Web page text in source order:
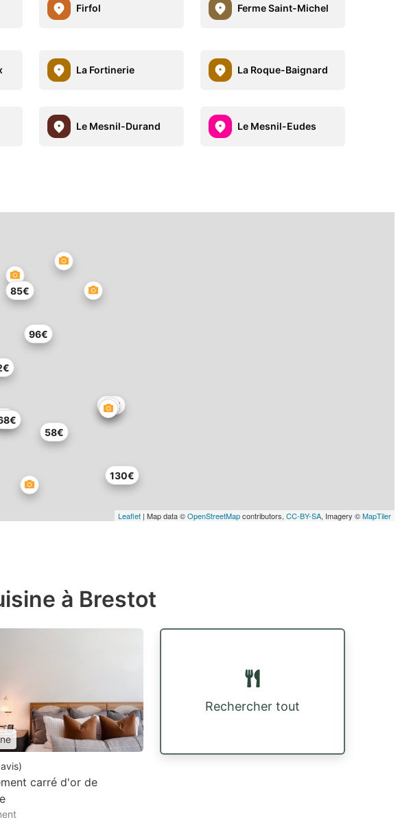
Firfol Ferme Saint-Michel
La Fortinerie La Roque-Baignard
Le Mesnil-Durand Le Mesnil-Eudes
96€
130€
70€
85€
58€
Leaflet | Map data ©OpenStreetMapcontributors, CC-BY-SA, Imagery ©MapTiler
à Brestot
avis)
carré d'or de
Rechercher tout